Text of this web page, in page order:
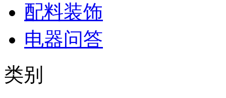
配料装饰
电器问答
类别